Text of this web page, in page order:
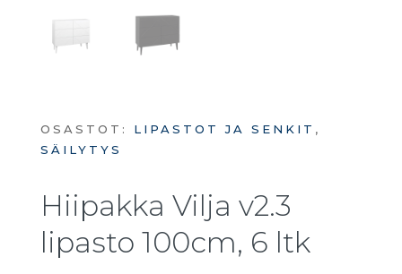
OSASTOT: LIPASTOT JA SENKIT ,
SÄILYTYS
Hiipakka Vilja v2.3
lipasto 100cm, 6 ltk